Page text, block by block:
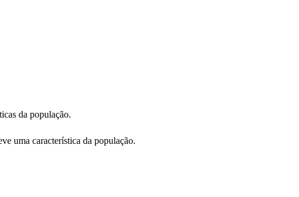
da população.
uma característica da população.